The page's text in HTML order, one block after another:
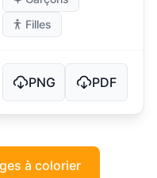
Filles
PNG PDF
à colorier